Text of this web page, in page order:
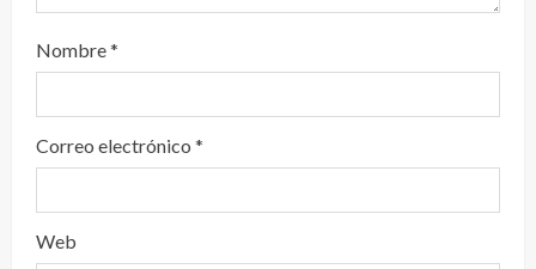
Nombre*
Correo electrónico *
Web